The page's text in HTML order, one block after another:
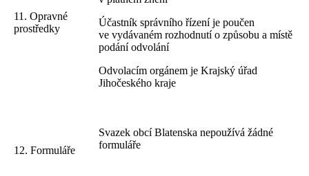
11. Opravné
prostředky
Účastník správního řízení je poučen
ve vydávaném rozhodnutí o způsobu a místě
podání odvolání
Odvolacím orgánem je Krajský úřad
Jihočeského kraje
12. Formuláře
Svazek obcí Blatenska nepoužívá žádné
formuláře